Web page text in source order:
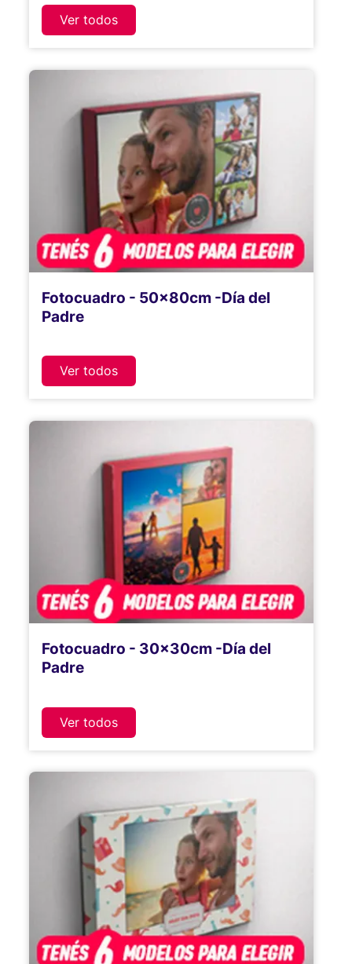
Ver todos
Fotocuadro - 50x80cm -Día del
Padre
Ver todos
Fotocuadro - 30x30cm -Día del
Padre
Ver todos